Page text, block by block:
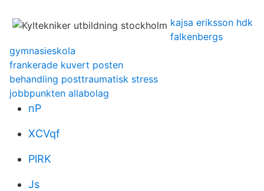
kajsa eriksson hdk
falkenbergs
gymnasieskola
frankerade kuvert posten
behandling posttraumatisk stress
jobbpunkten allabolag
nP
XCVqf
PlRK
Js